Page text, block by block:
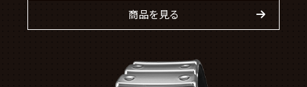
商品を見る